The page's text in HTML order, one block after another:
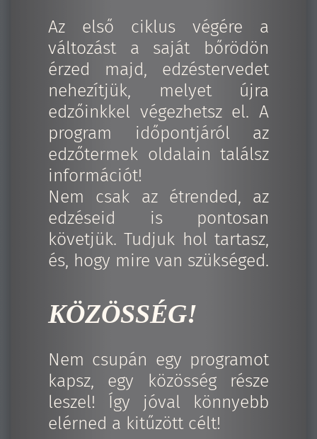
Az első ciklus végére a
változást a saját bőrödön
érzed majd, edzéstervedet
nehezítjük, melyet újra
edzőinkkel végezhetsz el. A
program időpontjáról az
edzőtermek oldalain találsz
információt!
Nem csak az étrended, az
edzéseid is pontosan
követjük. Tudjuk hol tartasz,
és, hogy mire van szükséged.
KÖZÖSSÉG!
Nem csupán egy programot
kapsz, egy közösség része
leszel! Így jóval könnyebb
elérned a kitűzött célt!